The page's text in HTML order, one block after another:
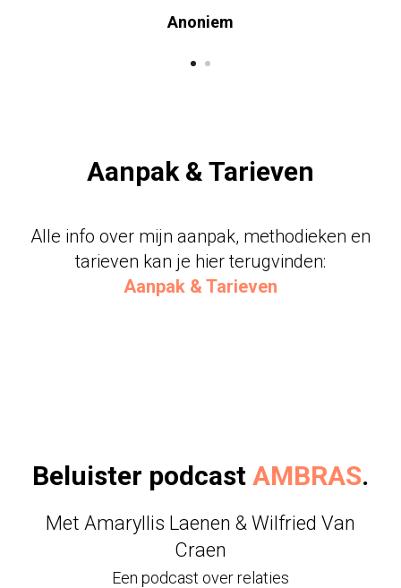
Anoniem
Aanpak & Tarieven
Alle info over mijn aanpak, methodieken en
tarieven kan je hier terugvinden:
Aanpak & Tarieven
Beluister podcast AMBRAS.
Met Amaryllis Laenen & Wilfried Van
Craen
Een podcast over relaties